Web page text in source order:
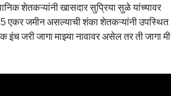
शेतकऱ्यांनी खासदार सुप्रिया सुळे यांच्यावर
एकर जमीन असल्याची शंका शेतकऱ्यांनी उपस्थित
जरी जागा माझ्या नावावर असेल तर ती जागा मी